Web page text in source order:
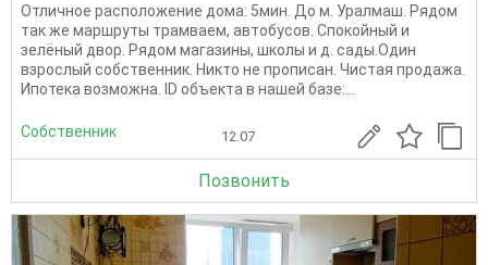
Отличное расположение дома: 5мин. До м. Уралмаш. Рядом
так же маршруты трамваем, автобусов. Спокойный и
зелёный двор. Рядом магазины, школы и д. сады.Один
взрослый собственник. Никто не прописан. Чистая продажа.
Ипотека возможна. ID объекта в нашей базе:...
Собственник 12.07
Позвонить